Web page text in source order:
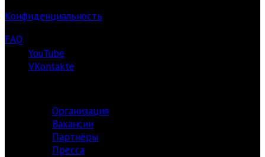
Конфиденциальность
FAQ
YouTube
VKontakte
Организация
Вакансии
Партнёры
Пресса